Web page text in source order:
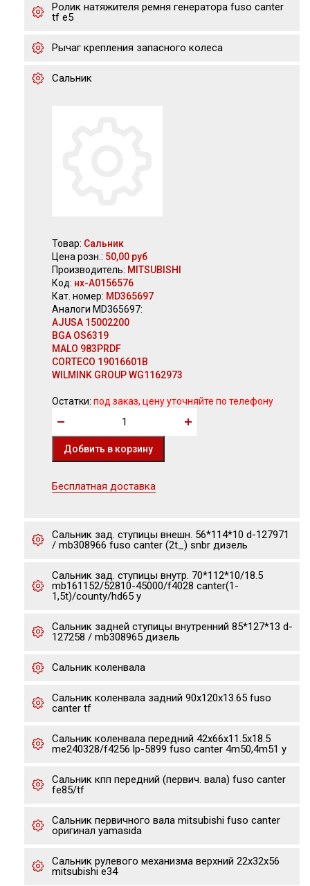
Ролик натяжителя ремня генератора fuso canter
tf e5
Рычаг крепления запасного колеса
Сальник
Товар: Сальник
Цена розн.: 50,00 руб
Производитель: MITSUBISHI
Код: нх-А0156576
Кат. номер: MD365697
Аналоги MD365697:
AJUSA 15002200
BGA OS6319
MALO 983PRDF
CORTECO 19016601B
WILMINK GROUP WG1162973
Остатки: под заказ, цену уточняйте по телефону
Бесплатная доставка
Сальник зад. ступицы внешн. 56*114*10 d-127971
/ mb308966 fuso canter (2t_) snbr дизель
Сальник зад. ступицы внутр. 70*112*10/18.5
mb161152/52810-45000/f4028 canter(1-
1,5t)/county/hd65 y
Сальник задней ступицы внутренний 85*127*13 d-
127258 / mb308965 дизель
Сальник коленвала
Сальник коленвала задний 90x120x13.65 fuso
canter tf
Сальник коленвала передний 42x66x11.5x18.5
me240328/f4256 lp-5899 fuso canter 4m50,4m51 y
Сальник кпп передний (первич. вала) fuso canter
fe85/tf
Сальник первичного вала mitsubishi fuso canter
оригинал yamasida
Сальник рулевого механизма верхний 22х32х56
mitsubishi e34